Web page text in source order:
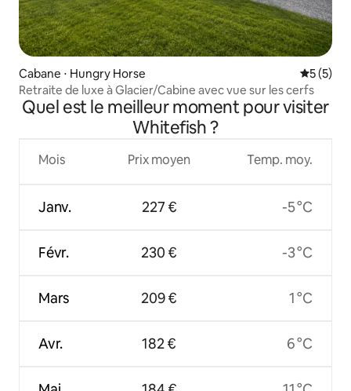
Cabane ⋅ Hungry Horse
5 (5)
Retraite de luxe à Glacier/Cabine avec vue sur les cerfs
Quel est le meilleur moment pour visiter
Whitefish ?
Mois
Janv.
Févr.
Mars
Avr.
Prix moyen
227 €
230 €
209 €
182 €
Temp. moy.
-5 °C
-3 °C
1 °C
6 °C